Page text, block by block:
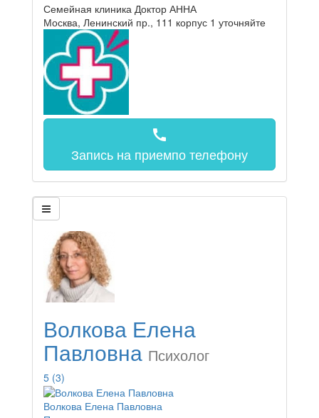
Семейная клиника Доктор АННА
Москва, Ленинский пр., 111 корпус 1 уточняйте
call
Запись на приемпо телефону
Волкова Елена
Павловна Психолог
5 (3)
Волкова Елена Павловна